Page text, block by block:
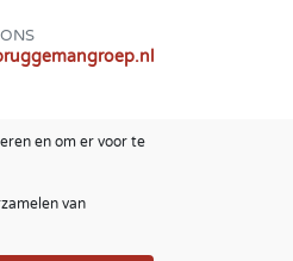
en om er voor te
van